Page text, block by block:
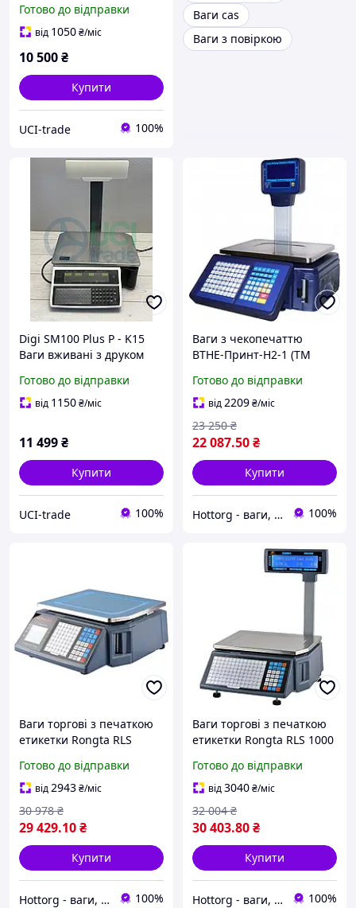
Готово до відправки
від 1050₴/міс
10 500₴
Купити
UCI-trade 100%
Ваги cas
Ваги з повіркою
Digi SM100 Plus P - K15
Ваги вживані з друком
Готово до відправки
від 1150₴/міс
11 499₴
Купити
UCI-trade 100%
Ваги з чекопечаттю
ВТНЕ-Принт-Н2-1 (ТМ
Готово до відправки
від2209₴/міс
22 087.50₴
23 250 ₴
Купити
Hottorg - ваги, торгове, ресторанне, складське обладнання 100%
Ваги торгові з печаткою
етикетки Rongta RLS
без стійки)
Готово до відправки
від2943₴/міс
29 429.10₴
30 978 ₴
Купити
Hottorg - ваги, торгове, ресторанне, складське обладнання 100%
Ваги торгові з печаткою
етикетки Rongta RLS 1000
стійка)
Готово до відправки
від3040₴/міс
30 403.80₴
32 004 ₴
Купити
Hottorg - ваги, торгове, ресторанне, складське обладнання 100%